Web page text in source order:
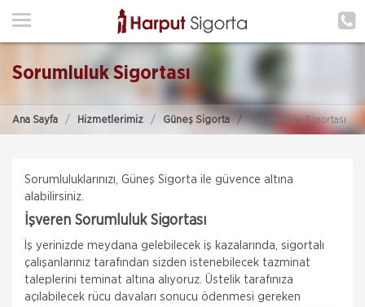
ANA SAYFA
POLIÇE HATIRLAT
ŞUBELERIMIZ
MÜŞTERI GIRIŞI
Sorumluluk Sigortası
Ana Sayfa Hizmetlerimiz Güneş Sigorta Sorumluluk Sigortası
Sorumluluklarınızı, Güneş Sigorta ile güvence altına
alabilirsiniz.
İşveren Sorumluluk Sigortası
İş yerinizde meydana gelebilecek iş kazalarında, sigortalı
çalışanlarınız tarafından sizden istenebilecek tazminat
taleplerini teminat altına alıyoruz. Üstelik tarafınıza
açılabilecek rücu davaları sonucu ödenmesi gereken